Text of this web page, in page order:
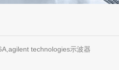
technologies示波器